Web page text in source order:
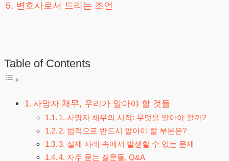
5. 변호사로서 드리는 조언
Table of Contents
사망자 채무, 우리가 알아야 할 것들
1. 사망자 채무의 시작: 무엇을 알아야 할까?
2. 법적으로 반드시 알아야 할 부분은?
3. 실제 사례 속에서 발생할 수 있는 문제
4. 자주 묻는 질문들, Q&A